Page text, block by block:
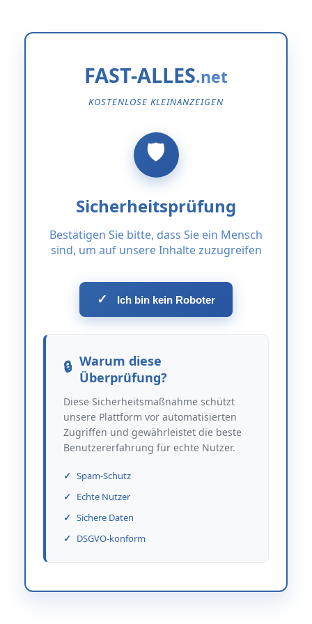
FAST-ALLES
KOSTENLOSE KLEINANZEIGEN
Sicherheitsprüfung
Bestätigen Sie bitte, dass Sie ein Mensch
sind, um auf unsere Inhalte zuzugreifen
✓ Ich bin kein Roboter
Warum diese
Überprüfung?
Diese Sicherheitsmaßnahme schützt
unsere Plattform vor automatisierten
Zugriffen und gewährleistet die beste
Benutzererfahrung für echte Nutzer.
Spam-Schutz
Echte Nutzer
Sichere Daten
DSGVO-konform